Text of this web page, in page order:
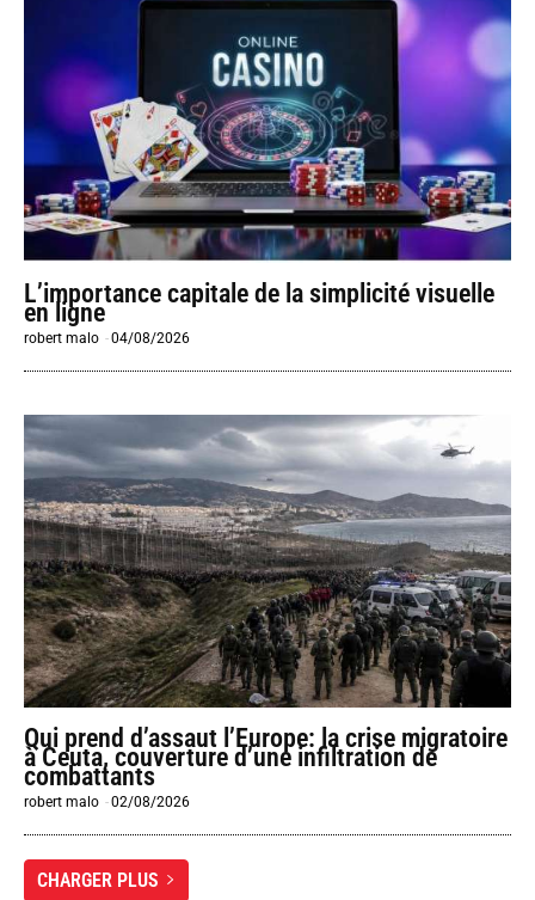
L’importance capitale de la simplicité visuelle
en ligne
robert malo -04/08/2026
Qui prend d’assaut l’Europe: la crise migratoire
à Ceuta, couverture d’une infiltration de
combattants
robert malo -02/08/2026
CHARGER PLUS